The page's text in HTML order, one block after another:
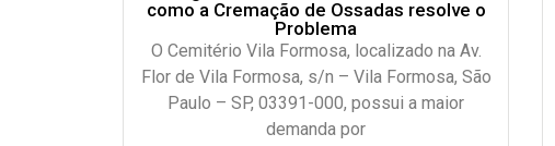
como a Cremação de Ossadas resolve o
Problema
O Cemitério Vila Formosa, localizado na Av.
Flor de Vila Formosa, s/n – Vila Formosa, São
Paulo – SP, 03391-000, possui a maior
demanda por